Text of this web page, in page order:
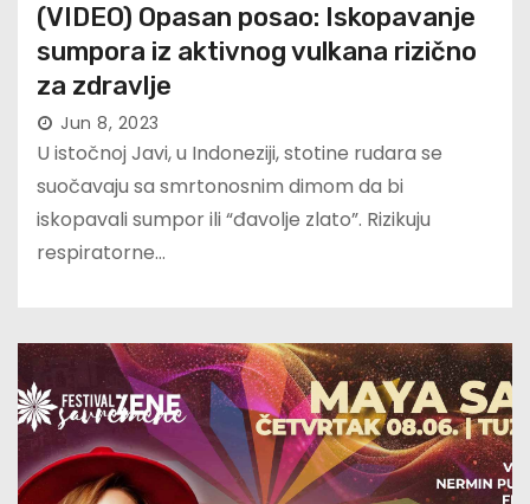
(VIDEO) Opasan posao: Iskopavanje
sumpora iz aktivnog vulkana rizično
za zdravlje
Jun 8, 2023
U istočnoj Javi, u Indoneziji, stotine rudara se
suočavaju sa smrtonosnim dimom da bi
iskopavali sumpor ili “đavolje zlato”. Rizikuju
respiratorne…